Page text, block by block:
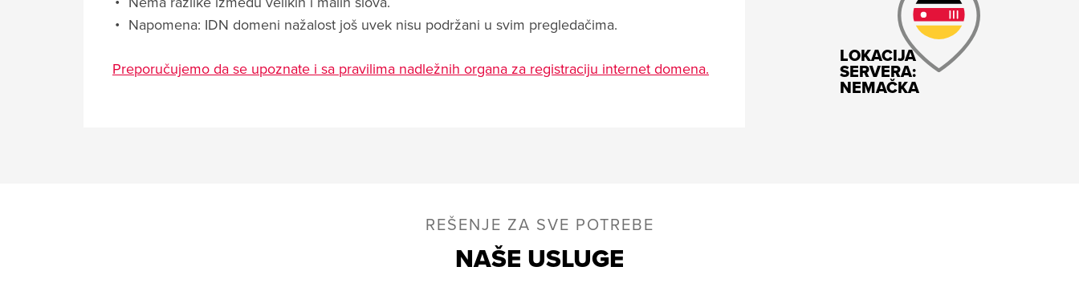
Napomena: IDN domeni nažalost još uvek nisu podržani u svim pregledačima.
Preporučujemo da se upoznate i sa pravilima nadležnih organa za registraciju internet domena.
LOKACIJA
SERVERA:
NEMAČKA
REŠENJE ZA SVE POTREBE
NAŠE USLUGE